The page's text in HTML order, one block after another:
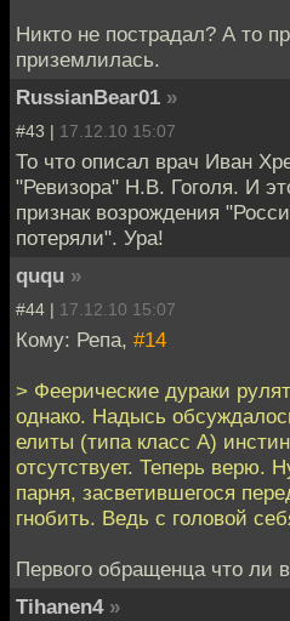
Никто не пострадал? А то
приземлилась.
RussianBear01 »
#43 | 17.12.10 15:07
То что описал врач Иван
"Ревизора" Н.В. Гоголя. И
признак возрождения
потеряли". Ура!
ququ »
#44 | 17.12.10 15:07
Кому: Репа, #14
> Феерические дураки
однако. Надысь
елиты (типа класс А)
отсутствует. Теперь верю.
парня, засветившегося
гнобить. Ведь с головой
Первого обращенца что ли
Tihanen4 »